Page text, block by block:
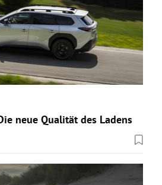
neue Qualität des Ladens